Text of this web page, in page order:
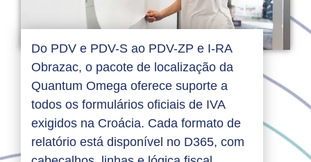
Do PDV e PDV-S ao PDV-ZP e I-RA
Obrazac, o pacote de localização da
Quantum Omega oferece suporte a
todos os formulários oficiais de IVA
exigidos na Croácia. Cada formato de
relatório está disponível no D365, com